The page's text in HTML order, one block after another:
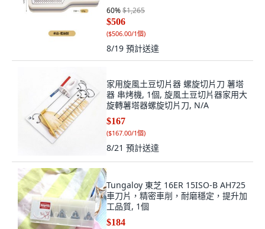
60%$1,265
$506
($506.00/1個)
8/19 預計送達
家用旋風土豆切片器 螺旋切片刀 薯塔
器 串烤機, 1個, 旋風土豆切片器家用大
旋轉薯塔器螺旋切片刀, N/A
$167
($167.00/1個)
8/21 預計送達
Tungaloy 東芝 16ER 15ISO-B AH725
車刀片，精密車削，耐磨穩定，提升加
工品質, 1個
$184